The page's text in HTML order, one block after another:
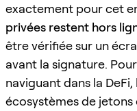
exactement pour cet
privées restent hors
être vérifiée sur un
avant la signature.
naviguant dans la
écosystèmes de